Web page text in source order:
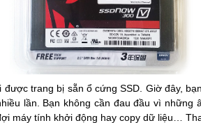
trang bị sẵn ổ cứng SSD. Giờ đây,
lần. Bạn không cần đau đầu vì những
máy tính khởi động hay copy dữ liệu…